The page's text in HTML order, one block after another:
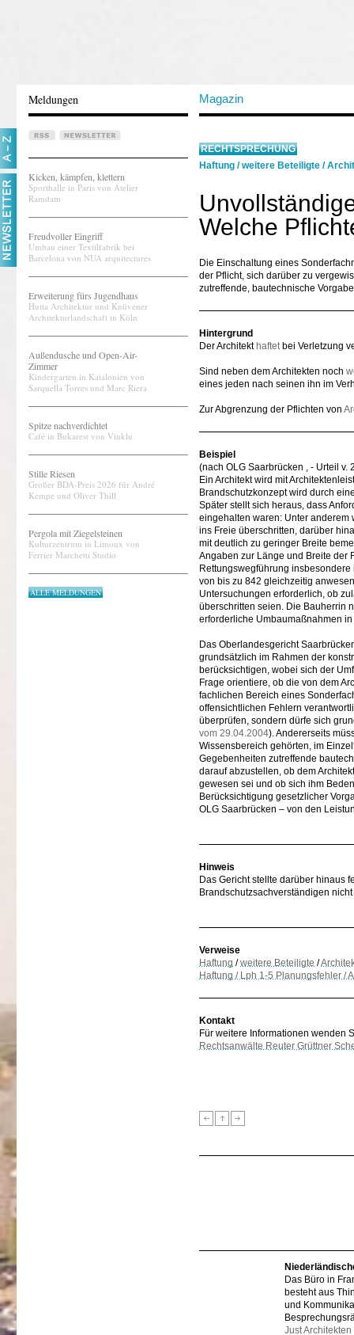
Meldungen Magazin
Kicken, kämpfen, klettern
Sporthalle in Paris von Atelier
Ramdam
Freudvoller Eingriff
Umbau einer Textilfabrik bei
Barcelona von NUA arquitectures
Erweiterung fürs Jugendhaus
Hutta Architektur und Knüvener
Architekturlandschaft in Köln
Außendusche und Open-Air-
Zimmer
Kindergarten in Katalonien von
Sarquella Torres und Marc Riera
Spitze nachverdichtet
Café in Bukarest von Vinklu
Stille Riesen
Großer BDA-Preis 2026 für André
Kempe und Oliver Thill
Pergola mit Ziegelsteinen
Kulturzentrum in Limoux von
Ferrier Marchetti Studio
ALLE MELDUNGEN
RECHTSPRECHUNG
Haftung /weitere Beteiligte /
Welche
Die Einschaltung eines
der Pflicht, sich darüber zu
zutreffende, bautechnische
Hintergrund
Der Architekt haftetbei Verletzung
Sind neben dem Architekten noch
eines jeden nach seinen ihn im
Zur Abgrenzung der Pflichten von
Beispiel
(nach OLG Saarbrücken , - Urteil v.
Ein Architekt wird mit
Brandschutzkonzept wird durch
Später stellt sich heraus, dass
eingehalten waren: Unter anderem
ins Freie überschritten, darüber
mit deutlich zu geringer Breite
Angaben zur Länge und Breite der
Rettungswegführung
von bis zu 842 gleichzeitig
Untersuchungen erforderlich, ob
überschritten seien. Die Bauherrin
erforderliche Umbaumaßnahmen
Das Oberlandesgericht
grundsätzlich im Rahmen der
berücksichtigen, wobei sich der
Frage orientiere, ob die von dem
fachlichen Bereich eines
offensichtlichen Fehlern
überprüfen, sondern dürfe sich
vom 29.04.2004). Andererseits
Wissensbereich gehörten, im
Gegebenheiten zutreffende
darauf abzustellen, ob dem
gewesen sei und ob sich ihm
Berücksichtigung gesetzlicher
OLG Saarbrücken – von den
Hinweis
Das Gericht stellte darüber hinaus
Brandschutzsachverständigen
Verweise
Haftung /weitere Beteiligte /
Haftung / Lph 1-5 Planungsfehler /
Kontakt
Für weitere Informationen wenden
Rechtsanwälte Reuter Grüttner
Das Büro in
besteht aus
und
Just Architekten